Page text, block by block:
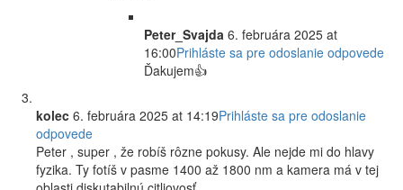
Peter_Svajda 6. februára 2025 at
16:00Prihláste sa pre odoslanie odpovede
Ďakujem👍
kolec 6. februára 2025 at 14:19Prihláste sa pre odoslanie
odpovede
Peter , super , že robíš rôzne pokusy. Ale nejde mi do hlavy
fyzika. Ty fotíš v pasme 1400 až 1800 nm a kamera má v tej